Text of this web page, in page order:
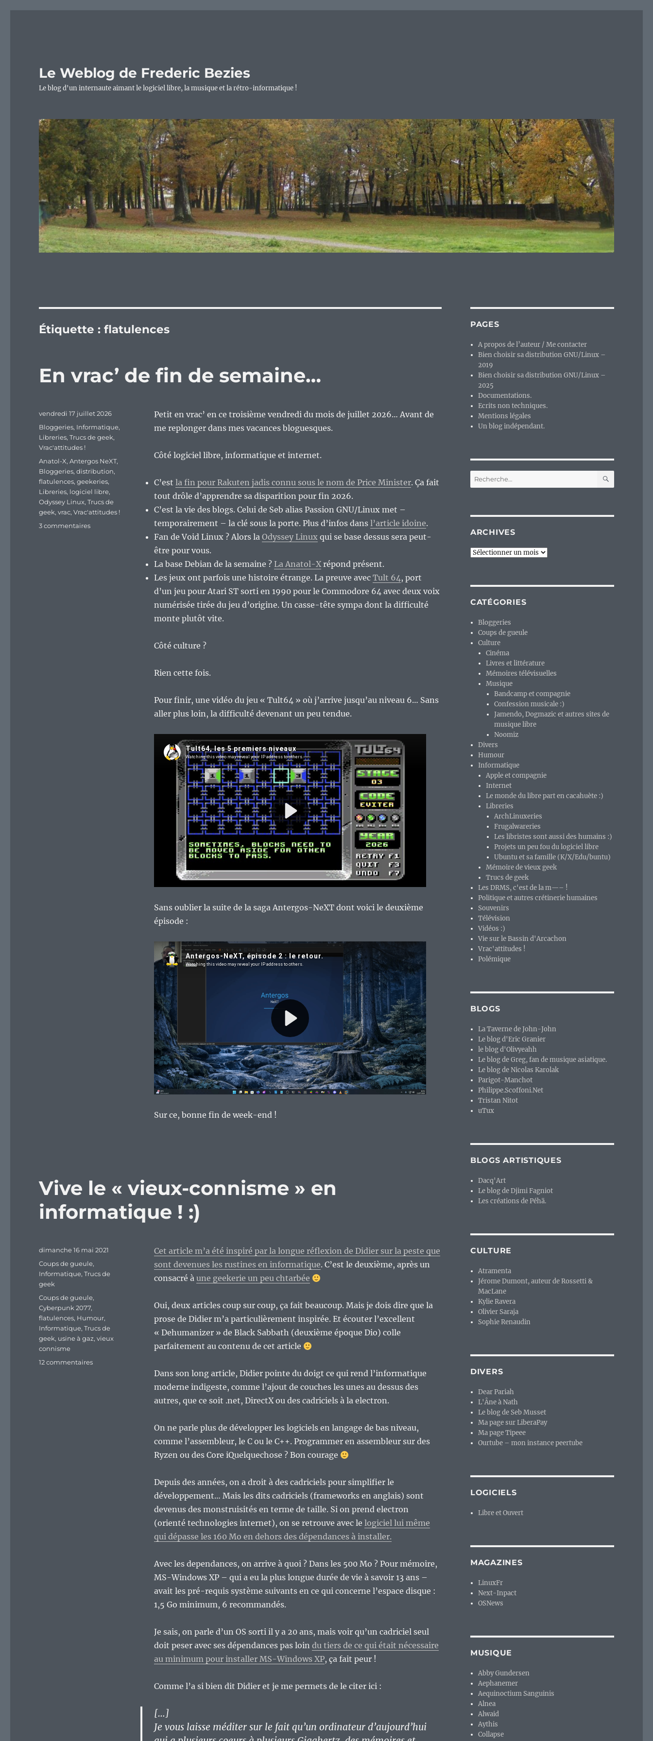
Le Weblog de Frederic Bezies
Le blog d'un internaute aimant le logiciel libre, la musique et la rétro-informatique !
Étiquette :flatulences
En vrac’ de fin de semaine…
Petit en vrac’ en ce troisième vendredi du mois de juillet 2026… Avant de
me replonger dans mes vacances bloguesques.
Côté logiciel libre, informatique et internet.
C’est la fin pour Rakuten jadis connu sous le nom de Price Minister. Ça fait
tout drôle d’apprendre sa disparition pour fin 2026.
C’est la vie des blogs. Celui de Seb alias Passion GNU/Linux met –
temporairement – la clé sous la porte. Plus d’infos dans l’article idoine.
Fan de Void Linux ? Alors la Odyssey Linuxqui se base dessus sera peut-
être pour vous.
La base Debian de la semaine ? La Anatol-Xrépond présent.
Les jeux ont parfois une histoire étrange. La preuve avec Tult 64, port
d’un jeu pour Atari ST sorti en 1990 pour le Commodore 64 avec deux voix
numérisée tirée du jeu d’origine. Un casse-tête sympa dont la difficulté
monte plutôt vite.
Côté culture ?
Rien cette fois.
Pour finir, une vidéo du jeu « Tult64 » où j’arrive jusqu’au niveau 6… Sans
aller plus loin, la difficulté devenant un peu tendue.
Sans oublier la suite de la saga Antergos-NeXT dont voici le deuxième
épisode :
Sur ce, bonne fin de week-end !
Publié
le
vendredi 17 juillet 2026
Catégories
Bloggeries, Informatique,
Libreries,Trucs de geek,
Vrac'attitudes !
Étiquettes
Anatol-X,Antergos NeXT,
Bloggeries,distribution,
flatulences,geekeries,
Libreries, logiciel libre,
Odyssey Linux,Trucs de
geek,vrac,Vrac'attitudes !
3 commentairessur
Vive le « vieux-connisme » en
informatique ! :)
Cet article m’a été inspiré par la longue réflexion de Didier sur la peste que
sont devenues les rustines en informatique. C’est le deuxième, après un
consacré à une geekerie un peu chtarbée
Oui, deux articles coup sur coup, ça fait beaucoup. Mais je dois dire que la
prose de Didier m’a particulièrement inspirée. Et écouter l’excellent
« Dehumanizer » de Black Sabbath (deuxième époque Dio) colle
parfaitement au contenu de cet article
Dans son long article, Didier pointe du doigt ce qui rend l’informatique
moderne indigeste, comme l’ajout de couches les unes au dessus des
autres, que ce soit .net, DirectX ou des cadriciels à la electron.
On ne parle plus de développer les logiciels en langage de bas niveau,
comme l’assembleur, le C ou le C++. Programmer en assembleur sur des
Ryzen ou des Core iQuelquechose ? Bon courage
Depuis des années, on a droit à des cadriciels pour simplifier le
développement… Mais les dits cadriciels (frameworks en anglais) sont
devenus des monstruisités en terme de taille. Si on prend electron
(orienté technologies internet), on se retrouve avec le logiciel lui même
qui dépasse les 160 Mo en dehors des dépendances à installer.
Avec les dependances, on arrive à quoi ? Dans les 500 Mo ? Pour mémoire,
MS-Windows XP – qui a eu la plus longue durée de vie à savoir 13 ans –
avait les pré-requis système suivants en ce qui concerne l’espace disque :
1,5 Go minimum, 6 recommandés.
Je sais, on parle d’un OS sorti il y a 20 ans, mais voir qu’un cadriciel seul
doit peser avec ses dépendances pas loin du tiers de ce qui était nécessaire
au minimum pour installer MS-Windows XP, ça fait peur !
Comme l’a si bien dit Didier et je me permets de le citer ici :
[…]
Je vous laisse méditer sur le fait qu’un ordinateur d’aujourd’hui
Publié
dimanche 16 mai 2021
Catégories
Coups de gueule,
Informatique,Trucs de
geek
Étiquettes
Coups de gueule,
Cyberpunk 2077,
flatulences, Humour,
Informatique,Trucs de
geek, usine à gaz,vieux
connisme
12 commentairessur
PAGES
A propos de l’auteur / Me contacter
Bien choisir sa distribution GNU/Linux –
2019
Bien choisir sa distribution GNU/Linux –
2025
Documentations.
Ecrits non techniques.
Mentions légales
Un blog indépendant.
Recherche
pour :
ARCHIVES
Archives
CATÉGORIES
Bloggeries
Coups de gueule
Culture
Cinéma
Livres et littérature
Mémoires télévisuelles
Musique
Bandcamp et compagnie
Confession musicale :)
Jamendo, Dogmazic et autres sites de
musique libre
Noomiz
Divers
Humour
Informatique
Apple et compagnie
Internet
Le monde du libre part en cacahuète :)
Libreries
ArchLinuxeries
Frugalwareries
Les libristes sont aussi des humains :)
Projets un peu fou du logiciel libre
Ubuntu et sa famille (K/X/Edu/buntu)
Mémoire de vieux geek
Trucs de geek
Les DRMS, c'est de la m—– !
Politique et autres crétinerie humaines
Souvenirs
Télévision
Vidéos :)
Vie sur le Bassin d'Arcachon
Vrac'attitudes !
Polémique
BLOGS
La Taverne de John-John
Le blog d'Eric Granier
le blog d'Olivyeahh
Le blog de Greg, fan de musique asiatique.
Le blog de Nicolas Karolak
Parigot-Manchot
Philippe.Scoffoni.Net
Tristan Nitot
uTux
BLOGS ARTISTIQUES
Dacq'Art
Le blog de Djimi Fagniot
Les créations de Péhä.
CULTURE
Atramenta
Jérome Dumont, auteur de Rossetti &
MacLane
Kylie Ravera
Olivier Saraja
Sophie Renaudin
DIVERS
Dear Pariah
L'Âne à Nath
Le blog de Seb Musset
Ma page sur LiberaPay
Ma page Tipeee
Ourtube – mon instance peertube
LOGICIELS
Libre et Ouvert
MAGAZINES
LinuxFr
Next-Inpact
OSNews
MUSIQUE
Abby Gundersen
Aephanemer
Aequinoctium Sanguinis
Alnea
Alwaid
Aythis
Collapse